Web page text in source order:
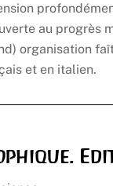
au progrès
organisation
et en italien.